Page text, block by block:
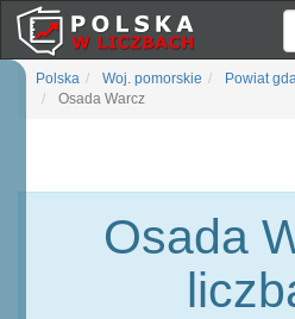
Polska Woj. pomorskie Powiat
Osada Warcz
Osada